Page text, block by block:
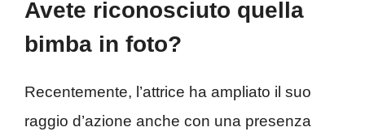
Avete riconosciuto quella
bimba in foto?
Recentemente, l’attrice ha ampliato il suo
raggio d’azione anche con una presenza